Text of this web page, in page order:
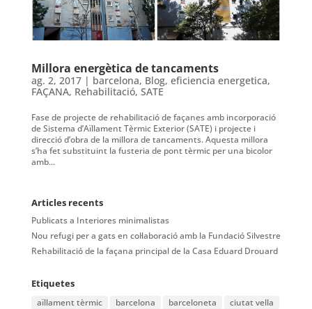
Millora energètica de tancaments
ag. 2, 2017| barcelona, Blog, eficiencia energetica,
FAÇANA, Rehabilitació, SATE
Fase de projecte de rehabilitació de façanes amb incorporació
de Sistema d’Aïllament Tèrmic Exterior (SATE) i projecte i
direcció d’obra de la millora de tancaments. Aquesta millora
s’ha fet substituint la fusteria de pont tèrmic per una bicolor
amb...
Articles recents
Publicats a Interiores minimalistas
Nou refugi per a gats en col·laboració amb la Fundació Silvestre
Rehabilitació de la façana principal de la Casa Eduard Drouard
Etiquetes
aïllament tèrmic barcelona barceloneta
ciutat vella